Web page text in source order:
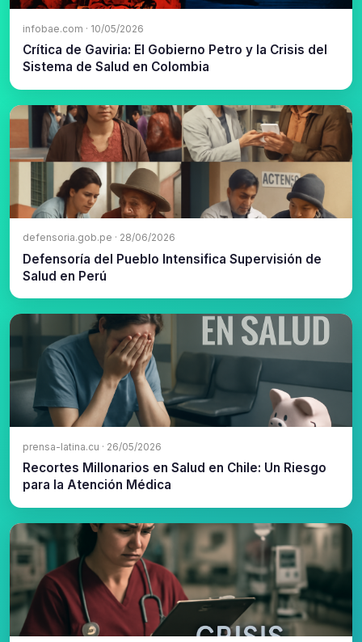
infobae.com · 10/05/2026
Crítica de Gaviria: El Gobierno Petro y la Crisis del
Sistema de Salud en Colombia
defensoria.gob.pe · 28/06/2026
Defensoría del Pueblo Intensifica Supervisión de
Salud en Perú
prensa-latina.cu · 26/05/2026
Recortes Millonarios en Salud en Chile: Un Riesgo
para la Atención Médica